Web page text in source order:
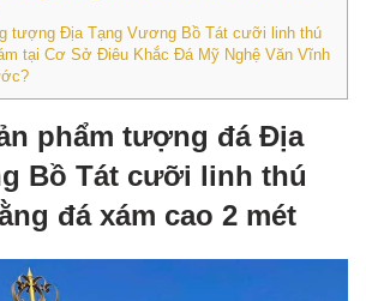
tượng Địa Tạng Vương Bồ Tát cưỡi linh thú
tại Cơ Sở Điêu Khắc Đá Mỹ Nghệ Văn Vĩnh
phẩm tượng đá Địa
Bồ Tát cưỡi linh thú
đá xám cao 2 mét